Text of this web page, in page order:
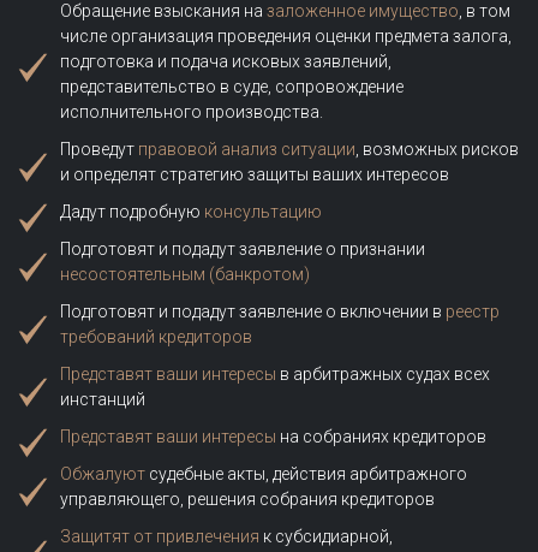
Обращение взыскания на заложенное имущество , в том
числе организация проведения оценки предмета залога,
подготовка и подача исковых заявлений,
представительство в суде, сопровождение
исполнительного производства.
Проведут правовой анализ ситуации , возможных рисков
и определят стратегию защиты ваших интересов
Дадут подробную консультацию
Подготовят и подадут заявление о признании
несостоятельным (банкротом)
Подготовят и подадут заявление о включении в реестр
требований кредиторов
Представят ваши интересы в арбитражных судах всех
инстанций
Представят ваши интересы на собраниях кредиторов
Обжалуют судебные акты, действия арбитражного
управляющего, решения собрания кредиторов
Защитят от привлечения к субсидиарной,